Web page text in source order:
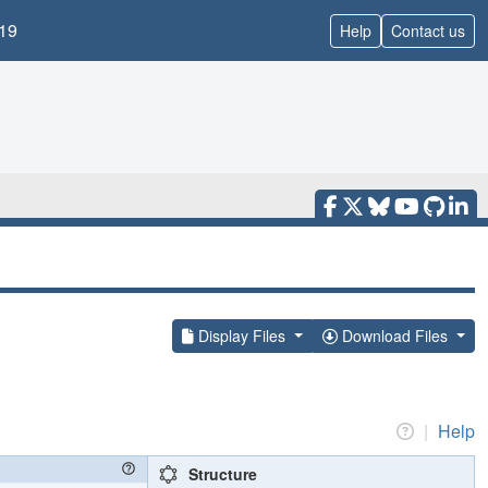
Help Contact us
Display Files Download Files
| Help
Structure